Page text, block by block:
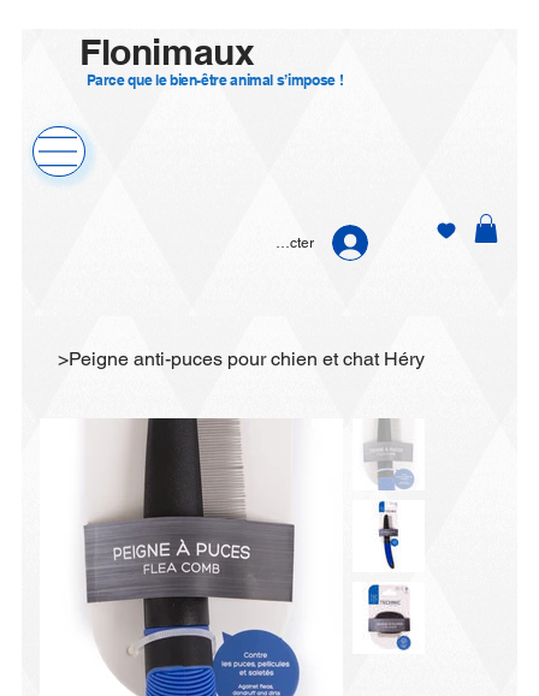
Flonimaux
Parce que le bien-être animal s’impose !
Se connecter
>Peigne anti-puces pour chien et chat Héry